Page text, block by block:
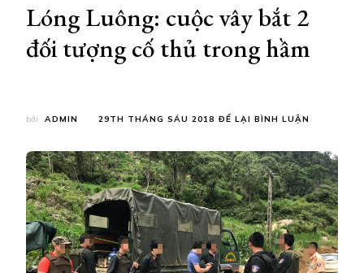
Lóng Luông: cuộc vây bắt 2
đối tượng cố thủ trong hầm
bởi ADMIN 29TH THÁNG SÁU 2018 ĐỂ LẠI BÌNH LUẬN
CUỘC
VÂY
BẮT
2
ĐỐI
TƯỢNG
CỐ
THỦ